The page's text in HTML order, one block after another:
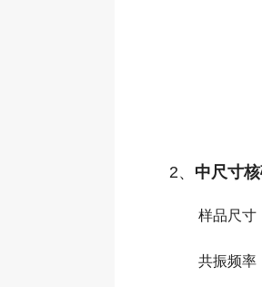
2、 中尺寸
样品尺寸
共振频率